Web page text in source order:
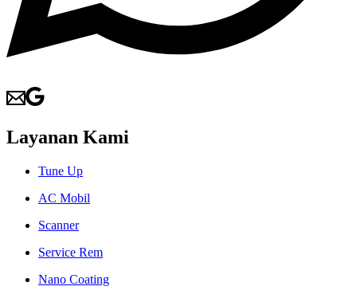
Layanan Kami
Tune Up
AC Mobil
Scanner
Service Rem
Nano Coating